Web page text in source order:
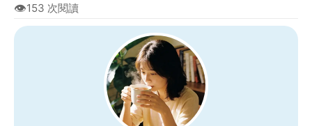
👁️153 次閱讀